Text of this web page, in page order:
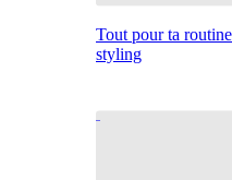
Tout pour ta
styling